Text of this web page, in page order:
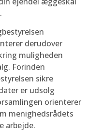
derudover
muligheden
Forinden
sikre
er udsolg
orienterer
menighedsrådets
arbejde.